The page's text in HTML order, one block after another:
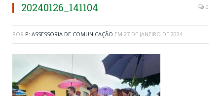
20240126_141104 0
POR P: ASSESSORIA DE COMUNICAÇÃO EM 27 DE JANEIRO DE 2024